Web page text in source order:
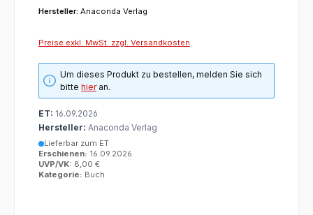
Hersteller: Anaconda Verlag
Preise exkl. MwSt. zzgl. Versandkosten
Um dieses Produkt zu bestellen, melden Sie sich
bittehieran.
ET: 16.09.2026
Hersteller: Anaconda Verlag
Lieferbar zum ET
Erschienen: 16.09.2026
UVP/VK: 8,00 €
Kategorie: Buch